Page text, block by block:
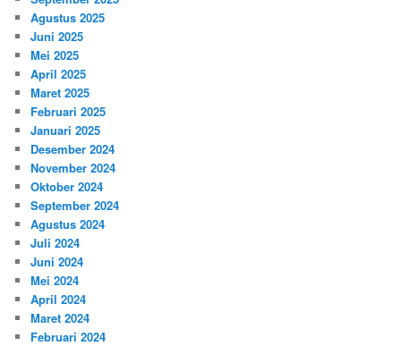
Agustus 2025
Juni 2025
Mei 2025
April 2025
Maret 2025
Februari 2025
Januari 2025
Desember 2024
November 2024
Oktober 2024
September 2024
Agustus 2024
Juli 2024
Juni 2024
Mei 2024
April 2024
Maret 2024
Februari 2024